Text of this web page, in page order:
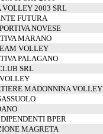
VOLLEY 2003 SRL
FUTURA
NOVESE
MARANO
VOLLEY
PALAGANO
SRL
MADONNINA VOLLEY
BPER
MAGRETA